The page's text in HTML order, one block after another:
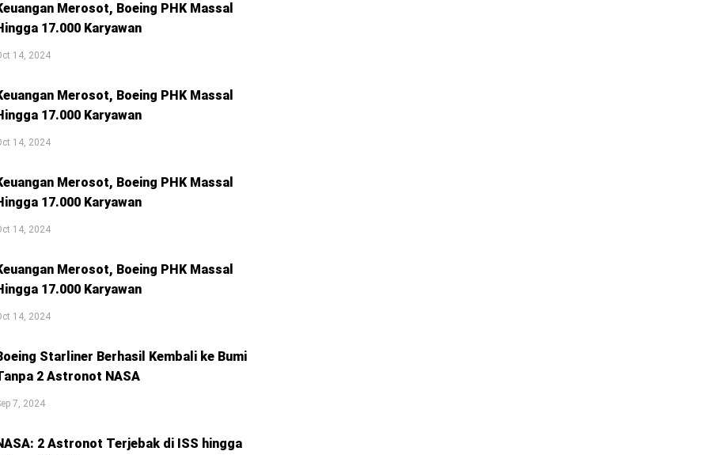
Merosot, Boeing PHK Massal
17.000 Karyawan
14, 2024
Merosot, Boeing PHK Massal
17.000 Karyawan
14, 2024
Merosot, Boeing PHK Massal
17.000 Karyawan
14, 2024
Merosot, Boeing PHK Massal
17.000 Karyawan
14, 2024
Starliner Berhasil Kembali ke Bumi
2 Astronot NASA
7, 2024
2 Astronot Terjebak di ISS hingga